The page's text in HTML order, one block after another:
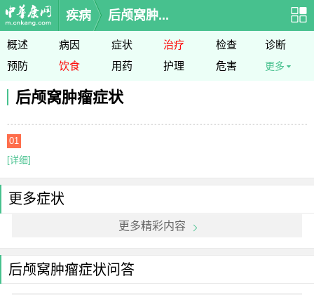
疾病 后颅窝肿...
概述 病因 症状 治疗 检查
诊断
预防
饮食 用药 护理 危害 更多
后颅窝肿瘤症状
01
[详细]
更多症状
更多精彩内容
后颅窝肿瘤症状问答